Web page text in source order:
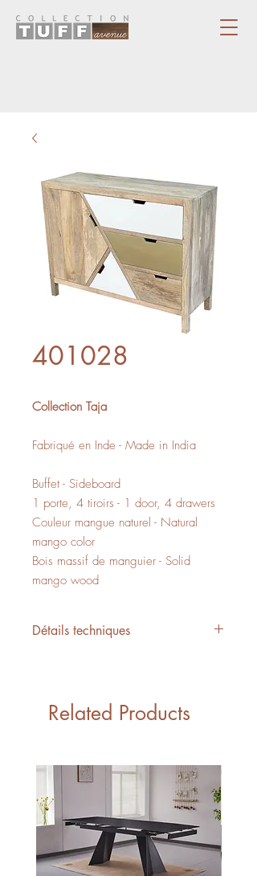
401028
Collection Taja
Fabriqué en Inde - Made in India
Buffet - Sideboard
1 porte, 4 tiroirs - 1 door, 4 drawers
Couleur mangue naturel - Natural
mango color
Bois massif de manguier - Solid
mango wood
Détails techniques
Related Products